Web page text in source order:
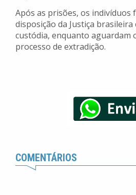
Após as prisões, os indivíduos
disposição da Justiça
custódia, enquanto aguardam
processo de extradição.
COMENTÁRIOS